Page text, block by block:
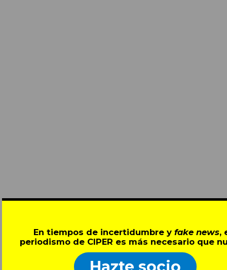
En tiempos de incertidumbre y fake news,
periodismo de CIPER es más necesario que